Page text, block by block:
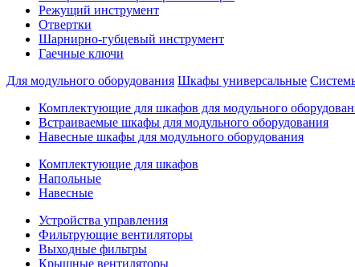
Режущий инструмент
Отвертки
Шарнирно-губцевый инструмент
Гаечные ключи
Для модульного оборудования Шкафы универсальные
Комплектующие для шкафов для модульного
Встраиваемые шкафы для модульного оборудования
Навесные шкафы для модульного оборудования
Комплектующие для шкафов
Напольные
Навесные
Устройства управления
Фильтрующие вентиляторы
Выходные фильтры
Крышные вентиляторы